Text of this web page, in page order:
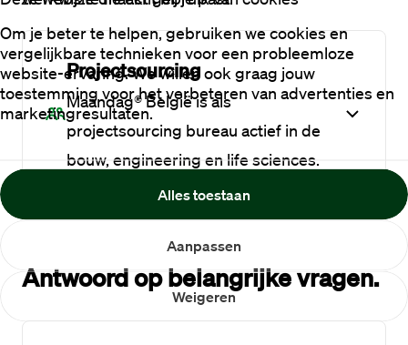
Om je beter te helpen, gebruiken we cookies en
vergelijkbare technieken voor een probleemloze
website-ervaring. We willen ook graag jouw
toestemming voor het verbeteren van advertenties en
marketingresultaten.
Weigeren
Aanpassen
Alles toestaan
Projectsourcing
Maandag® België is als
projectsourcing bureau actief in de
bouw, engineering en life sciences.
Antwoord op belangrijke vragen.